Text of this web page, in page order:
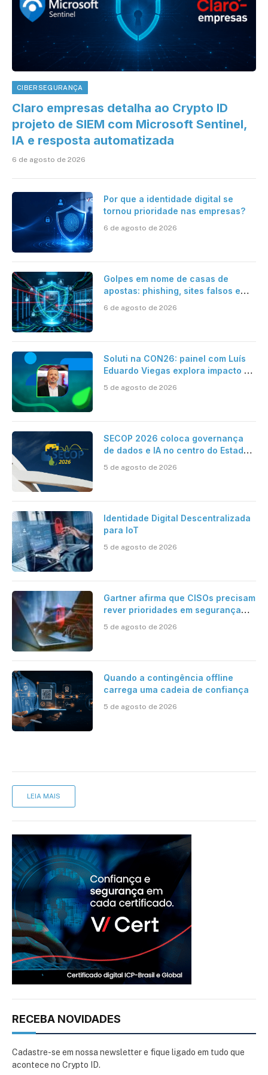
CIBERSEGURANÇA
Claro empresas detalha ao Crypto ID
projeto de SIEM com Microsoft Sentinel,
IA e resposta automatizada
6 de agosto de 2026
Por que a identidade digital se
tornou prioridade nas empresas?
6 de agosto de 2026
Golpes em nome de casas de
apostas: phishing, sites falsos e
6 de agosto de 2026
Soluti na CON26: painel com Luís
Eduardo Viegas explora impacto de
Contabilidade
5 de agosto de 2026
SECOP 2026 coloca governança
de dados e IA no centro do Estado
5 de agosto de 2026
Identidade Digital Descentralizada
para IoT
5 de agosto de 2026
Gartner afirma que CISOs precisam
rever prioridades em segurança
desafios impostos pela Inteligência
5 de agosto de 2026
Quando a contingência offline
carrega uma cadeia de confiança
5 de agosto de 2026
LEIA MAIS
RECEBA NOVIDADES
Cadastre-se em nossa newsletter e fique ligado em tudo que
acontece no Crypto ID.